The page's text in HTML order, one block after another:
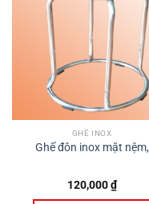
GHẾ INOX
Ghế đôn inox mặt nệm,
120,000₫